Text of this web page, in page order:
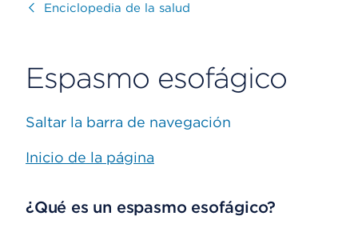
Visitar
Enciclopedia de la salud
Espasmo esofágico
Saltar la barra de navegación
Inicio de la página
¿Qué es un espasmo esofágico?